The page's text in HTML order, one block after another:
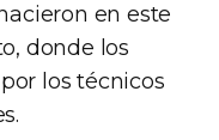
en este
donde los
los técnicos